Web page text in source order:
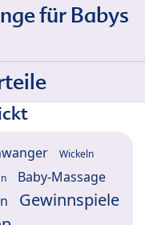
für Babys
Wickeln
Baby-Massage
Gewinnspiele